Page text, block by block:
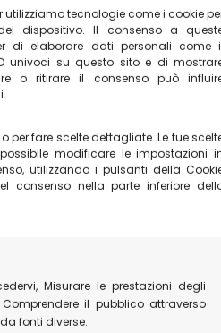
utilizziamo tecnologie come i cookie
dispositivo. Il consenso a
di elaborare dati personali come
univoci su questo sito e di
o ritirare il consenso può
fare scelte dettagliate. Le tue
modificare le impostazioni
utilizzando i pulsanti della
consenso nella parte inferiore
Misurare le prestazioni degli
il pubblico attraverso
fonti diverse.
, con la
sugo al basilico.